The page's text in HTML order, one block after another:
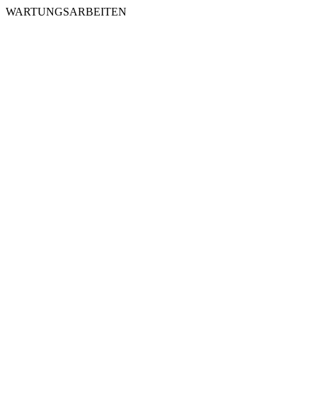
WARTUNGSARBEITEN